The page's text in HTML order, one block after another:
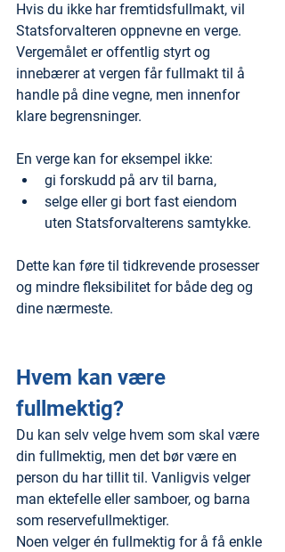
Hvis du ikke har fremtidsfullmakt, vil
Statsforvalteren oppnevne en verge.
Vergemålet er offentlig styrt og
innebærer at vergen får fullmakt til å
handle på dine vegne, men innenfor
klare begrensninger.
En verge kan for eksempel ikke:
gi forskudd på arv til barna,
selge eller gi bort fast eiendom
uten Statsforvalterens samtykke.
Dette kan føre til tidkrevende prosesser
og mindre fleksibilitet for både deg og
dine nærmeste.
Hvem kan være
fullmektig?
Du kan selv velge hvem som skal være
din fullmektig, men det bør være en
person du har tillit til. Vanligvis velger
man ektefelle eller samboer, og barna
som reservefullmektiger.
Noen velger én fullmektig for å få enkle